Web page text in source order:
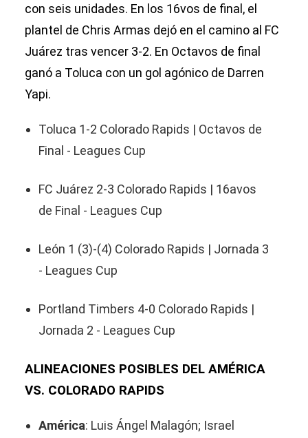
con seis unidades. En los 16vos de final, el
plantel de Chris Armas dejó en el camino al FC
Juárez tras vencer 3-2. En Octavos de final
ganó a Toluca con un gol agónico de Darren
Yapi.
Toluca 1-2 Colorado Rapids | Octavos de
Final - Leagues Cup
FC Juárez 2-3 Colorado Rapids | 16avos
de Final - Leagues Cup
León 1 (3)-(4) Colorado Rapids | Jornada 3
- Leagues Cup
Portland Timbers 4-0 Colorado Rapids |
Jornada 2 - Leagues Cup
ALINEACIONES POSIBLES DEL AMÉRICA
VS. COLORADO RAPIDS
América: Luis Ángel Malagón; Israel